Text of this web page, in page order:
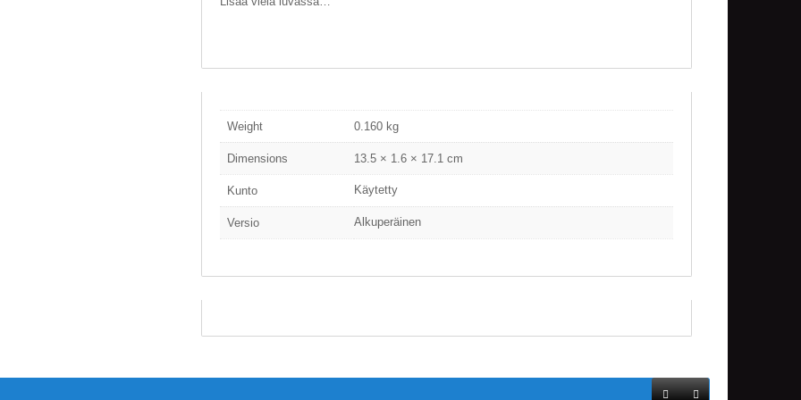
Weight 0.160 kg
Dimensions 13.5 × 1.6 × 17.1 cm
Kunto Käytetty
Versio Alkuperäinen